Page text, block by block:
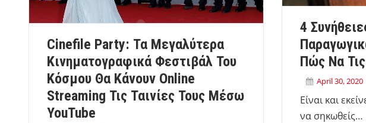
4
Πώς Να
April 30, 2020
Είναι και
να σηκωθείς…
Cinefile Party: Τα Μεγαλύτερα
Κινηματογραφικά Φεστιβάλ Του
Κόσμου Θα Κάνουν Online
Streaming Τις Ταινίες Τους Μέσω
YouTube